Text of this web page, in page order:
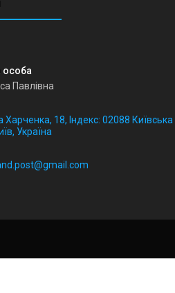
Павлівна
Харченка, 18, Індекс: 02088 Київська
Україна